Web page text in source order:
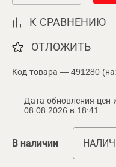
К СРАВНЕНИЮ
ОТЛОЖИТЬ
Код товара — 491280
Дата обновления цен
08.08.2026 в 18:41
В наличии